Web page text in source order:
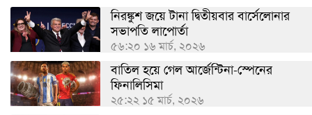
নিরঙ্কুশ জয়ে টানা দ্বিতীয়বার বার্সেলোনার
সভাপতি লাপোর্তা
৫৬:২০ ১৬ মার্চ, ২০২৬
বাতিল হয়ে গেল আর্জেন্টিনা-স্পেনের
ফিনালিসিমা
২৫:২২ ১৫ মার্চ, ২০২৬